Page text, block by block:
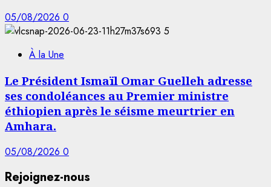
05/08/2026 0
5
À la Une
Le Président Ismaïl Omar Guelleh adresse
ses condoléances au Premier ministre
éthiopien après le séisme meurtrier en
Amhara.
05/08/2026 0
Rejoignez-nous